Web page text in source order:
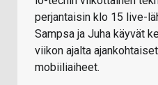
perjantaisin klo 15 live-
Sampsa ja Juha käyvät
viikon ajalta
mobiiliaiheet.